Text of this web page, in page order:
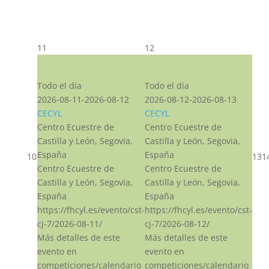
10
11
Todo el día
2026-08-11-2026-08-12
CECYL
Centro Ecuestre de
Castilla y León, Segovia,
España
Centro Ecuestre de
Castilla y León, Segovia,
España
https://fhcyl.es/evento/cst-
cj-7/2026-08-11/
Más detalles de este
evento en
competiciones/calendario
12
Todo el día
2026-08-12-2026-08-13
CECYL
Centro Ecuestre de
Castilla y León, Segovia,
España
Centro Ecuestre de
Castilla y León, Segovia,
España
https://fhcyl.es/evento/cst-
cj-7/2026-08-12/
Más detalles de este
evento en
competiciones/calendario
13